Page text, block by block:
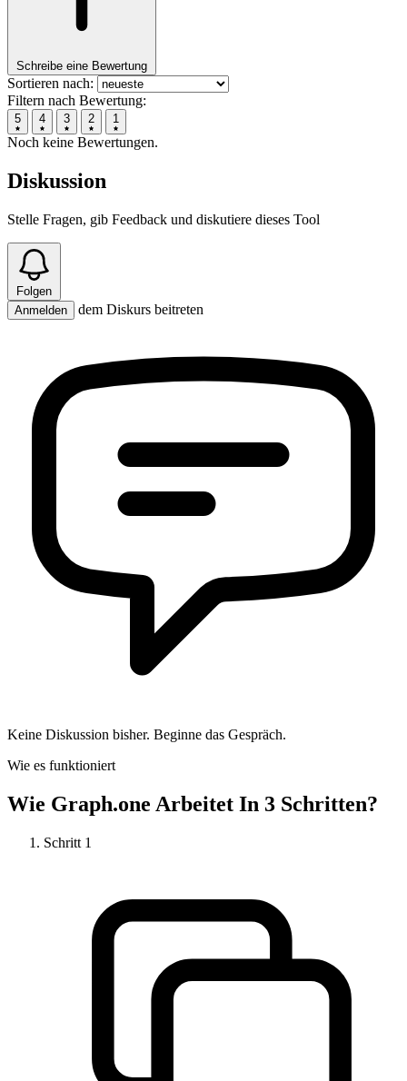
Schreibe eine Bewertung
Sortieren nach:
Filtern nach Bewertung:
5 4 3 2 1
Noch keine Bewertungen.
Diskussion
Stelle Fragen, gib Feedback und diskutiere dieses Tool
Folgen
Anmelden
dem Diskurs beitreten
Keine Diskussion bisher. Beginne das Gespräch.
Wie es funktioniert
Wie Graph.one Arbeitet In 3 Schritten?
Schritt 1